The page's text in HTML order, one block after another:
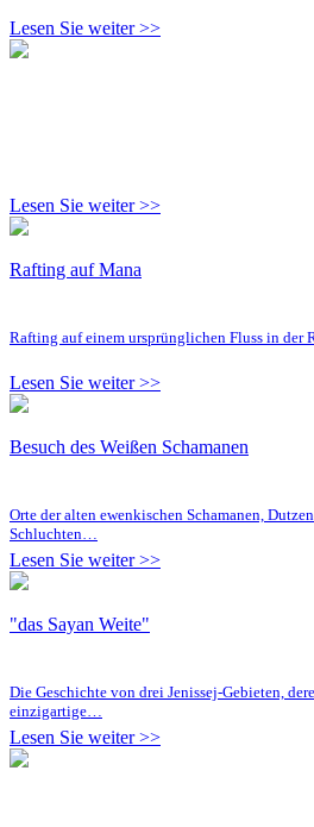
Lesen Sie weiter >>
Lesen Sie weiter >>
Rafting auf Mana
Rafting auf einem ursprünglichen Fluss in der
Lesen Sie weiter >>
Besuch des Weißen Schamanen
Orte der alten ewenkischen Schamanen,
Schluchten…
Lesen Sie weiter >>
"das Sayan Weite"
Die Geschichte von drei Jenissej-Gebieten,
einzigartige…
Lesen Sie weiter >>